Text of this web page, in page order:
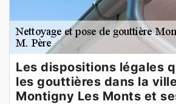
Les dispositions légales
les gouttières dans la
Montigny Les Monts et